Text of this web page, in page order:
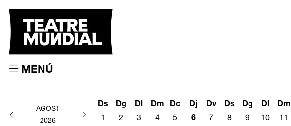
MENÚ
AGOST
2026
Ds
1
Dg
2
Dl
3
Dm
4
Dc
5
Dj
6
Dv
7
Ds
8
Dg
9
Dl
10
Dm
11